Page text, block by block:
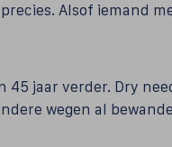
Alsof iemand
45 jaar verder. Dry
wegen al